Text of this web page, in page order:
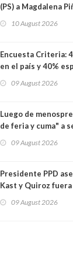
(PS) a Magdalena
creían intocables"
10 August 2026
Encuesta Criteria:
en el país y 40%
09 August 2026
Luego de
de feria y cuma" a
09 August 2026
Presidente PPD
Kast y Quiroz
a favor de la
09 August 2026